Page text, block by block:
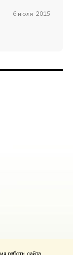
6 июля 2015